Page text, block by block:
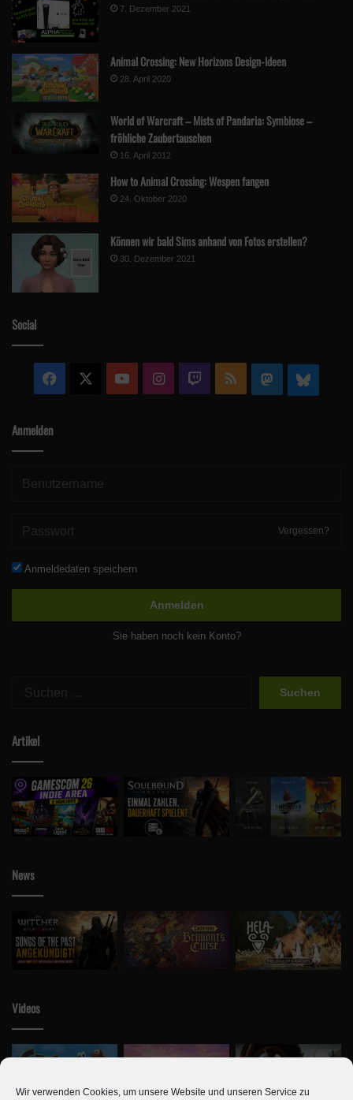
Wir verwenden Cookies, um unsere Website und unseren Service zu
7. Dezember 2021
Animal Crossing: New Horizons Design-Ideen
28. April 2020
World of Warcraft – Mists of Pandaria: Symbiose –
fröhliche Zaubertauschen
16. April 2012
How to Animal Crossing: Wespen fangen
24. Oktober 2020
Können wir bald Sims anhand von Fotos erstellen?
30. Dezember 2021
Social
Facebook YouTubeInstagram
Twitch RSS Mastodon
Anmelden
Vergessen?
Anmeldedaten speichern
Anmelden
Sie haben noch kein Konto?
Artikel
News
Videos